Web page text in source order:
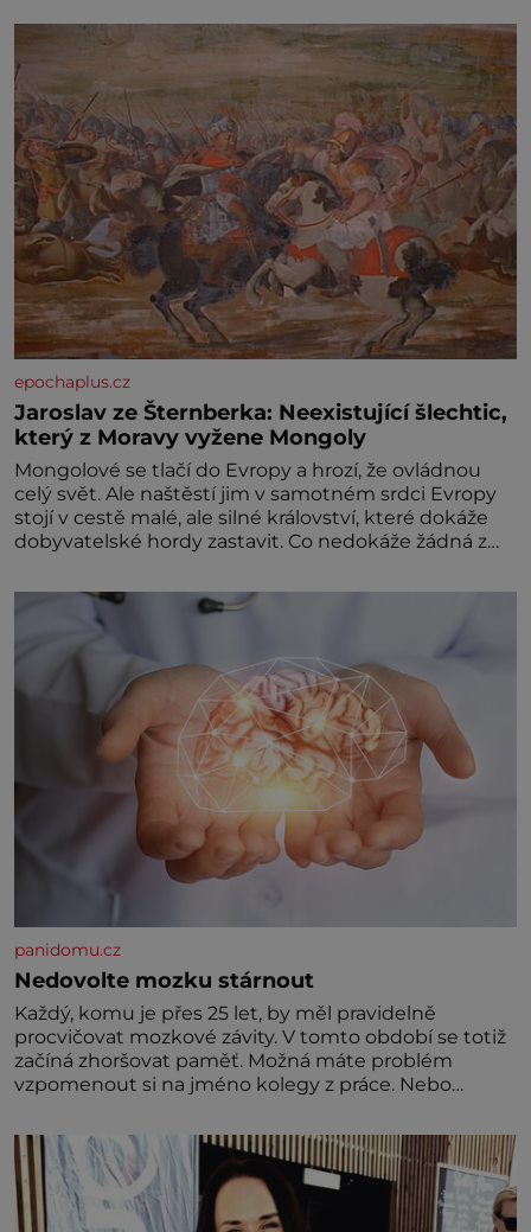
epochaplus.cz
Jaroslav ze Šternberka: Neexistující šlechtic,
který z Moravy vyžene Mongoly
Mongolové se tlačí do Evropy a hrozí, že ovládnou
celý svět. Ale naštěstí jim v samotném srdci Evropy
stojí v cestě malé, ale silné království, které dokáže
dobyvatelské hordy zastavit. Co nedokáže žádná z
král. Nebo že by ne? Mongolové od roku 1223
postupují podél Kaspického a Azovského moře,
panidomu.cz
Nedovolte mozku stárnout
Každý, komu je přes 25 let, by měl pravidelně
procvičovat mozkové závity. V tomto období se totiž
začíná zhoršovat paměť. Možná máte problém
vzpomenout si na jméno kolegy z práce. Nebo
nedávno přečetli. Je to opravdu tak, s věkem jako
kdyby se paměť rozhodla stávkovat. Cvičte